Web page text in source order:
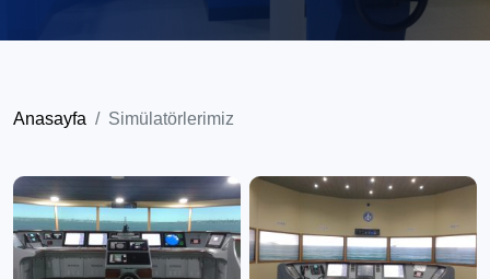
Anasayfa Simülatörlerimiz